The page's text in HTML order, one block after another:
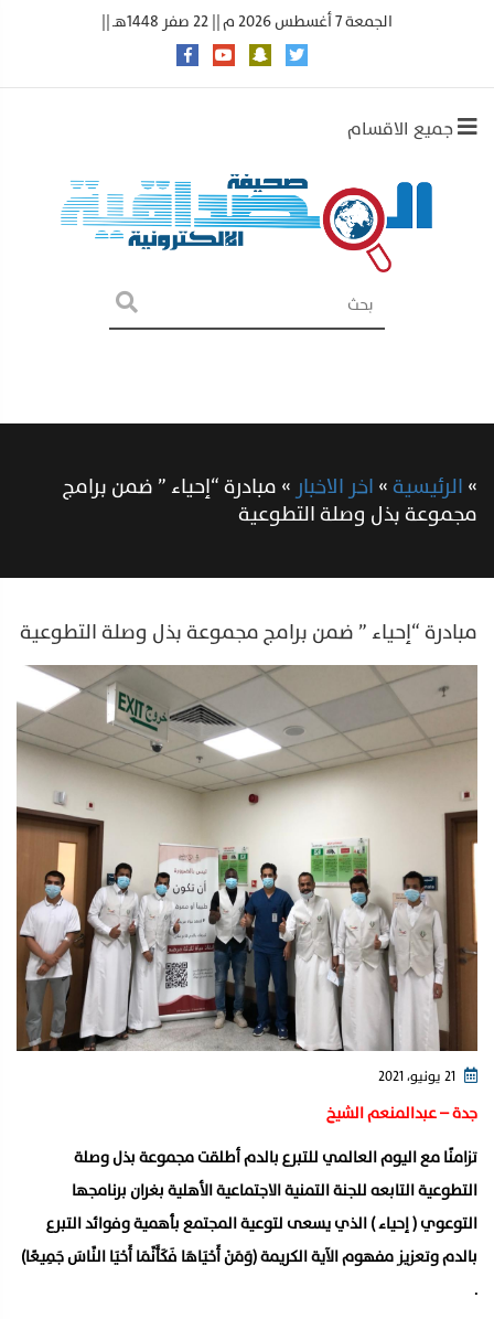
الجمعة 7 أغسطس 2026 م || 22 صفر 1448هـ ||
جميع الاقسام
»الرئيسية»اخر الاخبار »مبادرة “إحياء ” ضمن برامج
مجموعة بذل وصلة التطوعية
مبادرة “إحياء ” ضمن برامج مجموعة بذل وصلة التطوعية
جدة – عبدالمنعم الشيخ
تزامنًا مع اليوم العالمي للتبرع بالدم أطلقت مجموعة بذل وصلة
التطوعية التابعه للجنة التمنية الاجتماعية الأهلية بغران برنامجها
التوعوي ( إحياء ) الذي يسعى لتوعية المجتمع بأهمية وفوائد التبرع
بالدم وتعزيز مفهوم الآية الكريمة (وَمَنْ أَحْيَاهَا فَكَأَنَّمَا أَحْيَا النَّاسَ جَمِيعًا)
.